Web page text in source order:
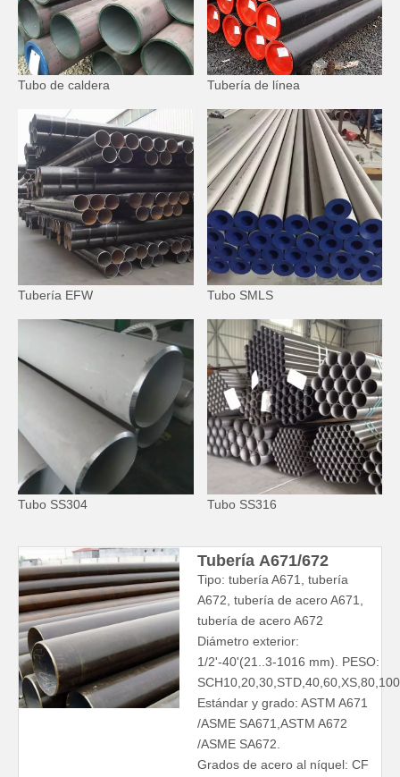
Tubo de caldera Tubería de línea
Tubería EFW Tubo SMLS
Tubo SS304 Tubo SS316
Tubería A671/672
Tipo: tubería A671, tubería
A672, tubería de acero A671,
tubería de acero A672
Diámetro exterior:
1/2'-40'(21..3-1016 mm). PESO:
Estándar y grado: ASTM A671
/ASME SA671,ASTM A672
/ASME SA672.
Grados de acero al níquel: CF